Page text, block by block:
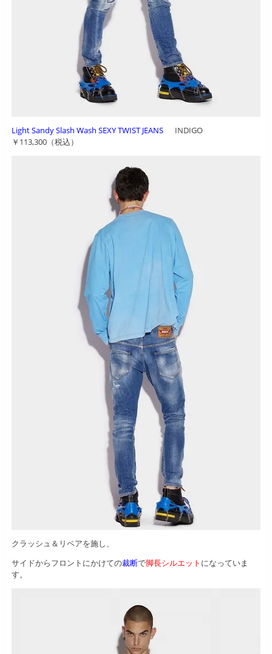
Light Sandy Slash Wash SEXY TWIST JEANSINDIGO
￥113,300（税込）
クラッシュ＆リペアを施し、
サイドからフロントにかけての裁断で脚長シルエット になっていま
す。